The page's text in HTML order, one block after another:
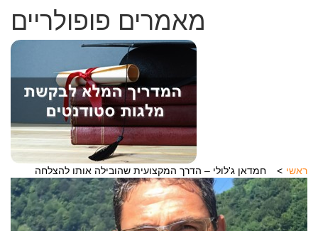
מאמרים פופולריים
ראשי חמדאן ג'לולי – הדרך המקצועית שהובילה אותו להצלחה